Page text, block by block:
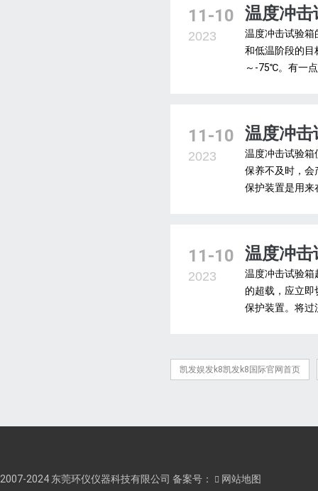
11-10
2023
温度冲击
温度冲击试验箱
和低温阶段的
～-75℃。有一
11-10
2023
温度冲击
温度冲击试验箱
保养不及时，会
保护装置是用来
11-10
2023
温度冲击
温度冲击试验箱
的超载，应立
保护装置。将过
凯发娱发k8凯发k8国际官网首页
2007-2024 东莞环仪仪器科技有限公司 备案号： 网站地图